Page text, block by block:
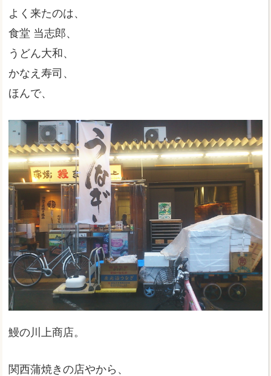
よく来たのは、
食堂 当志郎、
うどん大和、
かなえ寿司、
ほんで、
鰻の川上商店。
関西蒲焼きの店やから、